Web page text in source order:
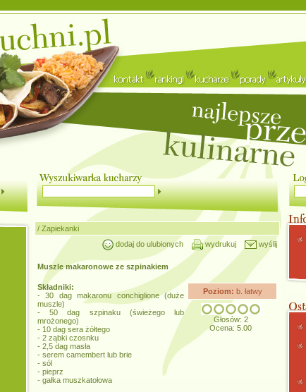
/ Zapiekanki
dodaj do ulubionych
wydrukuj wyślij
Muszle makaronowe ze szpinakiem
Poziom: b. łatwy
Głosów: 2
Ocena: 5.00
Składniki:
- 30 dag makaronu conchiglione (duże
muszle)
- 50 dag szpinaku (świeżego lub
mrożonego)
- 10 dag sera żółtego
- 2 ząbki czosnku
- 2,5 dag masła
- serem camembert lub brie
- sól
- pieprz
- gałka muszkatołowa